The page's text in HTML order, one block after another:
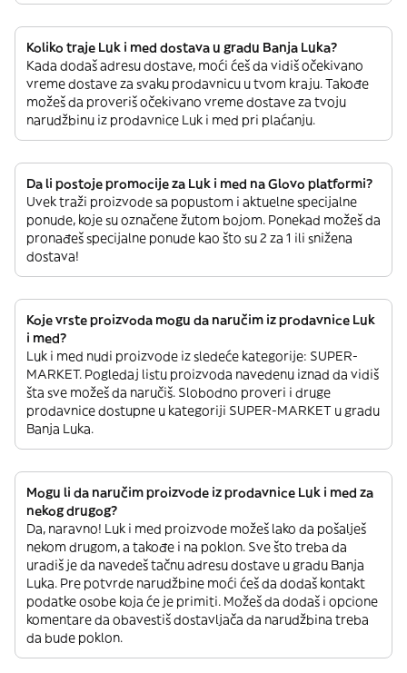
Koliko traje Luk i med dostava u gradu Banja Luka?
Kada dodaš adresu dostave, moći ćeš da vidiš očekivano
vreme dostave za svaku prodavnicu u tvom kraju. Takođe
možeš da proveriš očekivano vreme dostave za tvoju
narudžbinu iz prodavnice Luk i med pri plaćanju.
Da li postoje promocije za Luk i med na Glovo platformi?
Uvek traži proizvode sa popustom i aktuelne specijalne
ponude, koje su označene žutom bojom. Ponekad možeš da
pronađeš specijalne ponude kao što su 2 za 1 ili snižena
dostava!
Koje vrste proizvoda mogu da naručim iz prodavnice Luk
i med?
Luk i med nudi proizvode iz sledeće kategorije: SUPER-
MARKET. Pogledaj listu proizvoda navedenu iznad da vidiš
šta sve možeš da naručiš. Slobodno proveri i druge
prodavnice dostupne u kategoriji SUPER-MARKET u gradu
Banja Luka.
Mogu li da naručim proizvode iz prodavnice Luk i med za
nekog drugog?
Da, naravno! Luk i med proizvode možeš lako da pošalješ
nekom drugom, a takođe i na poklon. Sve što treba da
uradiš je da navedeš tačnu adresu dostave u gradu Banja
Luka. Pre potvrde narudžbine moći ćeš da dodaš kontakt
podatke osobe koja će je primiti. Možeš da dodaš i opcione
komentare da obavestiš dostavljača da narudžbina treba
da bude poklon.